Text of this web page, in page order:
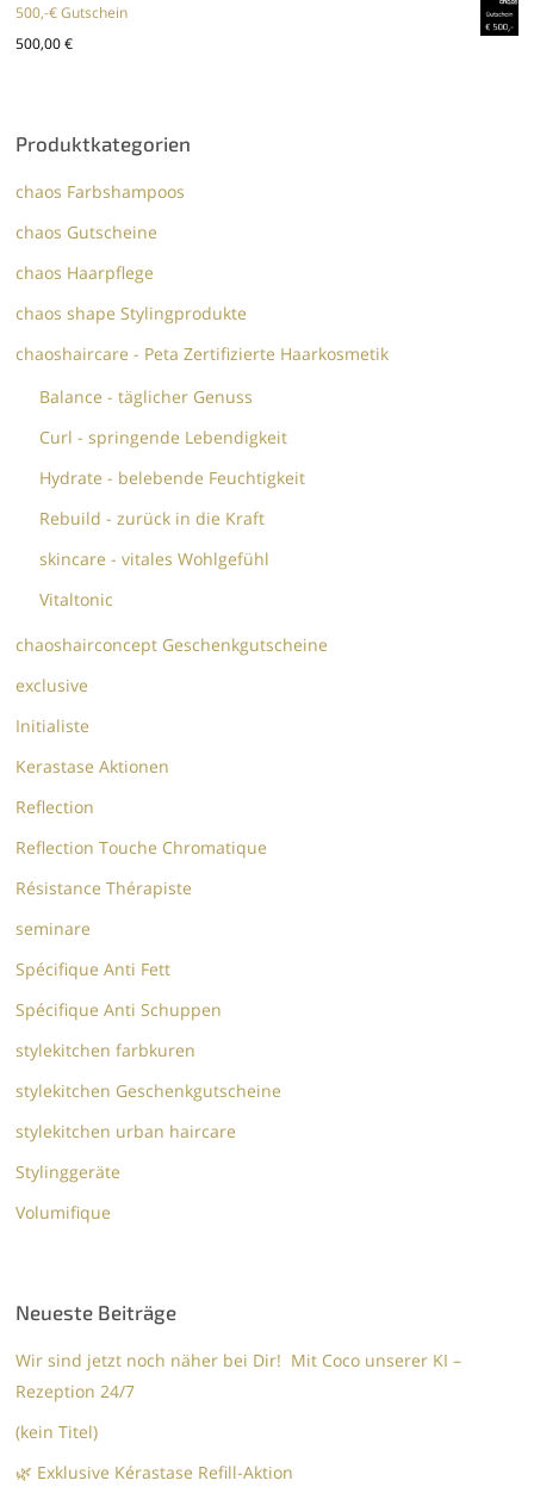
500,-€ Gutschein
500,00€
Produktkategorien
chaos Farbshampoos
chaos Gutscheine
chaos Haarpflege
chaos shape Stylingprodukte
chaoshaircare - Peta Zertifizierte Haarkosmetik
Balance - täglicher Genuss
Curl - springende Lebendigkeit
Hydrate - belebende Feuchtigkeit
Rebuild - zurück in die Kraft
skincare - vitales Wohlgefühl
Vitaltonic
chaoshairconcept Geschenkgutscheine
exclusive
Initialiste
Kerastase Aktionen
Reflection
Reflection Touche Chromatique
Résistance Thérapiste
seminare
Spécifique Anti Fett
Spécifique Anti Schuppen
stylekitchen farbkuren
stylekitchen Geschenkgutscheine
stylekitchen urban haircare
Stylinggeräte
Volumifique
Neueste Beiträge
Wir sind jetzt noch näher bei Dir! Mit Coco unserer KI –
Rezeption 24/7
(kein Titel)
🌿 Exklusive Kérastase Refill-Aktion